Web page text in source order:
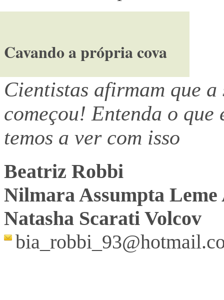
Cavando a própria cova
Cientistas afirmam que a
começou! Entenda o que
temos a ver com isso
Beatriz Robbi
Nilmara Assumpta
Natasha Scarati Volcov